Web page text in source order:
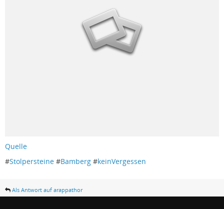
Quelle
#Stolpersteine #Bamberg #keinVergessen
Als Antwort auf arappathor